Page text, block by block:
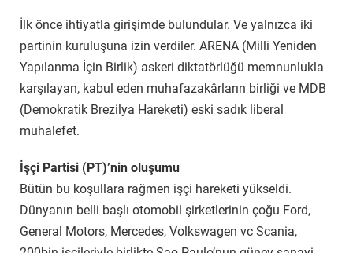
İlk önce ihtiyatla girişimde bulundular. Ve yalnızca iki
partinin kuruluşuna izin verdiler. ARENA (Milli Yeniden
Yapılanma İçin Birlik) askeri diktatörlüğü memnunlukla
karşılayan, kabul eden muhafazakârların birliği ve MDB
(Demokratik Brezilya Hareketi) eski sadık liberal
muhalefet.
İşçi Partisi (PT)’nin oluşumu
Bütün bu koşullara rağmen işçi hareketi yükseldi.
Dünyanın belli başlı otomobil şirketlerinin çoğu Ford,
General Motors, Mercedes, Volkswagen vc Scania,